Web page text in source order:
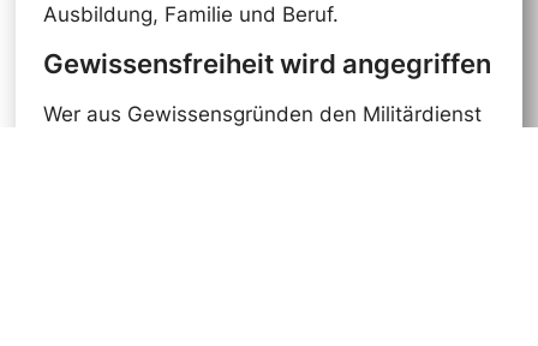
Ausbildung, Familie und Beruf.
Gewissensfreiheit wird angegriffen
Wer aus Gewissensgründen den Militärdienst